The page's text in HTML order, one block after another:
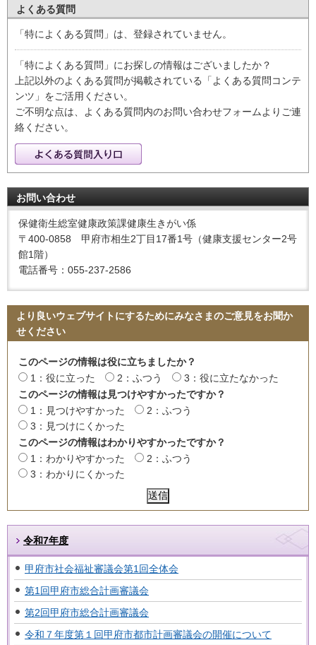
よくある質問
「特によくある質問」は、登録されていません。
「特によくある質問」にお探しの情報はございましたか？
上記以外のよくある質問が掲載されている「よくある質問コンテ
ンツ」をご活用ください。
ご不明な点は、よくある質問内のお問い合わせフォームよりご連
絡ください。
お問い合わせ
保健衛生総室健康政策課健康生きがい係
〒400-0858 甲府市相生2丁目17番1号（健康支援センター2号
館1階）
電話番号：055-237-2586
より良いウェブサイトにするためにみなさまのご意見をお聞か
せください
このページの情報は役に立ちましたか？
1：役に立った
2：ふつう
3：役に立たなかった
このページの情報は見つけやすかったですか？
1：見つけやすかった
2：ふつう
3：見つけにくかった
このページの情報はわかりやすかったですか？
1：わかりやすかった
2：ふつう
3：わかりにくかった
令和7年度
甲府市社会福祉審議会第1回全体会
第1回甲府市総合計画審議会
第2回甲府市総合計画審議会
令和７年度第１回甲府市都市計画審議会の開催について